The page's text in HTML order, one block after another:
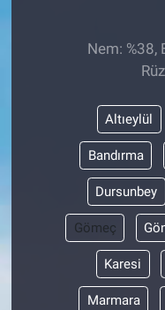
Nem: %38,
Altıeylül
Bandırma
Dursunbey
Gömeç
Karesi
Marmara